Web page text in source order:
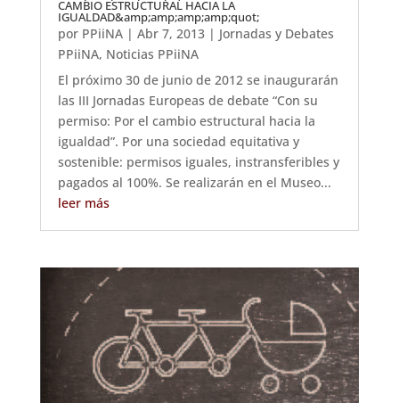
CAMBIO ESTRUCTURAL HACIA LA
IGUALDAD&amp;amp;amp;amp;quot;
por PPiiNA| Abr 7, 2013| Jornadas y Debates
PPiiNA, Noticias PPiiNA
El próximo 30 de junio de 2012 se inaugurarán
las III Jornadas Europeas de debate “Con su
permiso: Por el cambio estructural hacia la
igualdad”. Por una sociedad equitativa y
sostenible: permisos iguales, instransferibles y
pagados al 100%. Se realizarán en el Museo...
leer más